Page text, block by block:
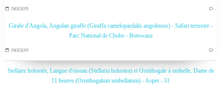
19/07/2019 …
Girafe d'Angola, Angolan giraffe (Giraffa camelopardalis angolensis) - Safari terrestre -
Parc National de Chobe - Botswana
19/07/2019 …
Stellaire holostée, Langue d'oiseau (Stellaria holostea) et Ornithogale à ombelle, Dame de
11 heures (Ornithogalum umbellatum) - Aspet - 31